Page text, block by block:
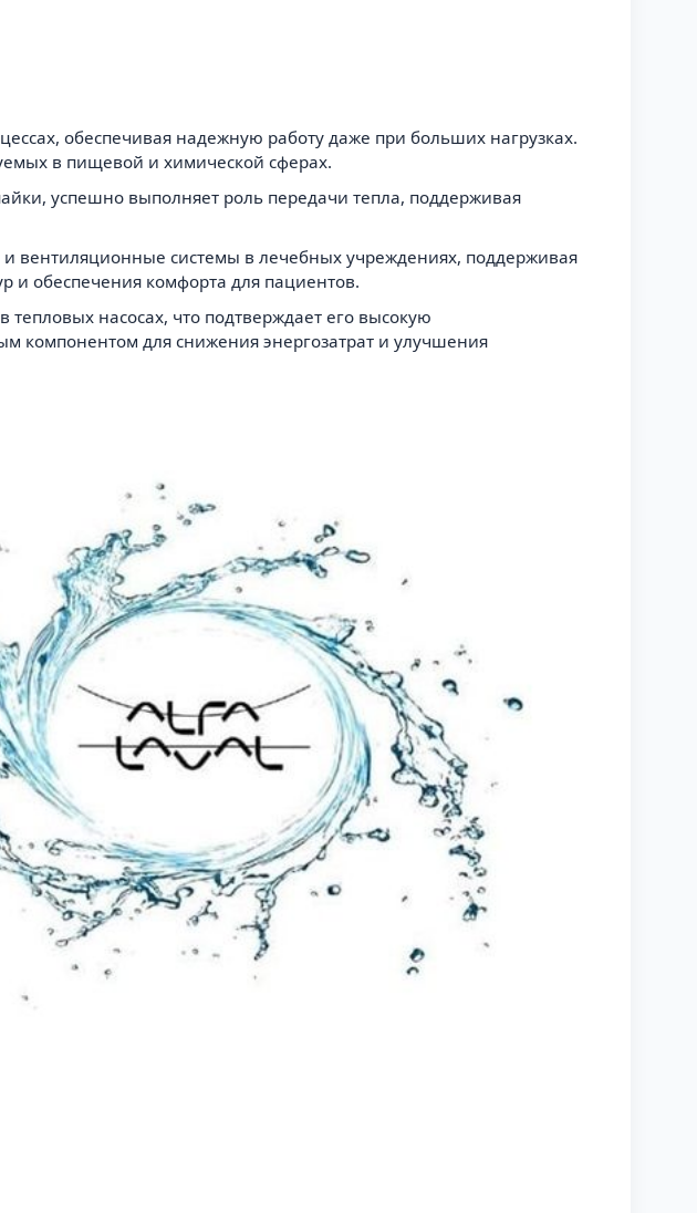
обеспечивая надежную работу даже при больших нагрузках.
в пищевой и химической сферах.
успешно выполняет роль передачи тепла, поддерживая
и вентиляционные системы в лечебных учреждениях, поддерживая
и обеспечения комфорта для пациентов.
тепловых насосах, что подтверждает его высокую
компонентом для снижения энергозатрат и улучшения